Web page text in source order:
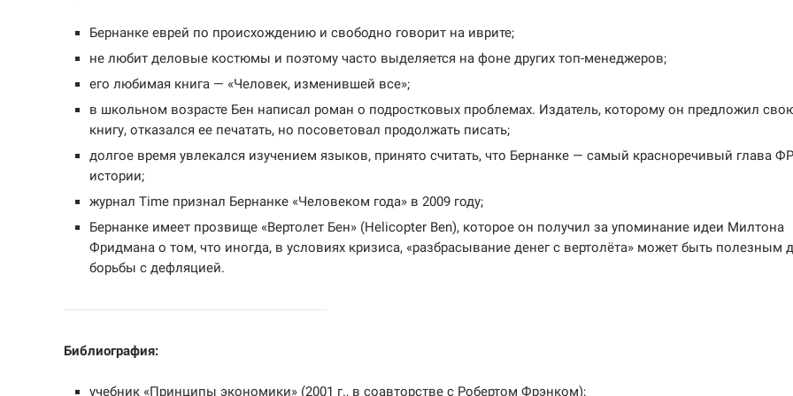
Бернанке еврей по происхождению и свободно говорит на иврите;
не любит деловые костюмы и поэтому часто выделяется на фоне других топ-менеджеров;
его любимая книга — «Человек, изменившей все»;
в школьном возрасте Бен написал роман о подростковых проблемах. Издатель, которому он предложил
книгу, отказался ее печатать, но посоветовал продолжать писать;
долгое время увлекался изучением языков, принято считать, что Бернанке — самый красноречивый глава
истории;
журнал Time признал Бернанке «Человеком года» в 2009 году;
Бернанке имеет прозвище «Вертолет Бен» (Helicopter Ben), которое он получил за упоминание идеи Милтона
Фридмана о том, что иногда, в условиях кризиса, «разбрасывание денег с вертолёта» может быть полезным
борьбы с дефляцией.
Библиография:
учебник «Принципы экономики» (2001 г., в соавторстве с Робертом Фрэнком);